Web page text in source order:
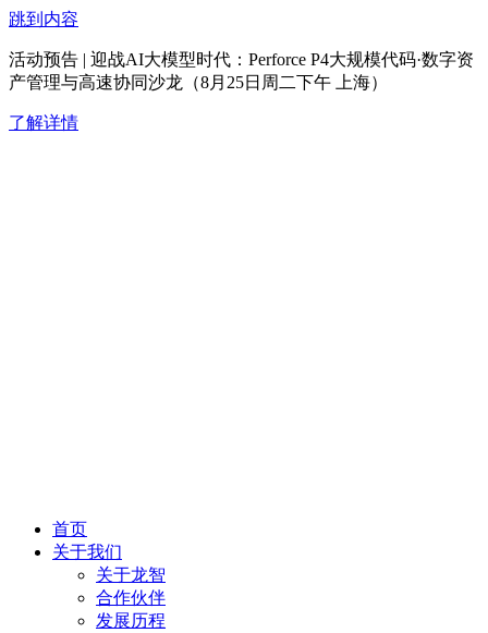
跳到内容
活动预告 | 迎战AI大模型时代：Perforce P4大规模代码·数字资
产管理与高速协同沙龙（8月25日周二下午 上海）
了解详情
首页
关于我们
关于龙智
合作伙伴
发展历程